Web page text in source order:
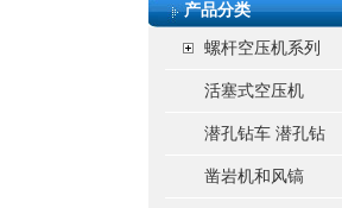
产品分类
螺杆空压机系列
活塞式空压机
潜孔钻车 潜孔钻
凿岩机和风镐